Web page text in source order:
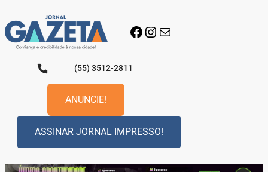
para
o
conteúdo
Facebook
Instagram
E-mail
(55) 3512-2811
ANUNCIE!
ASSINAR JORNAL IMPRESSO!